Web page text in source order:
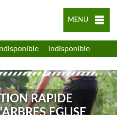
MENU
indisponible
RAPIDE
EGLISE